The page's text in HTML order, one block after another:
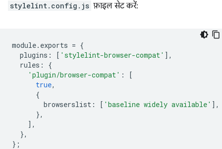
stylelint.config.js फ़ाइल सेट करें:
module. exports = {
plugins : [ 'stylelint-browser-compat' ],
rules :
{
'plugin/browser-compat' :
[
true,
{
browserslist : [ 'baseline widely available' ],
},
],
},
};